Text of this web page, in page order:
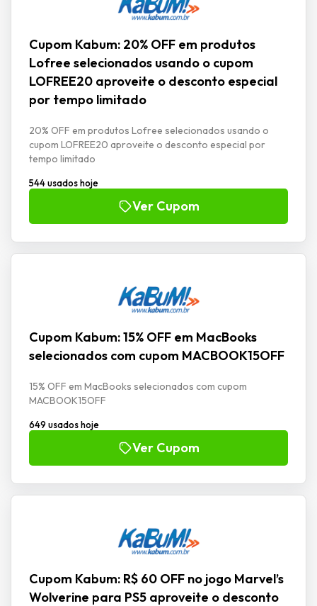
Cupom Kabum: 20% OFF em produtos
Lofree selecionados usando o cupom
LOFREE20 aproveite o desconto especial
por tempo limitado
20% OFF em produtos Lofree selecionados usando o
cupom LOFREE20 aproveite o desconto especial por
tempo limitado
544 usados hoje
Ver Cupom
Cupom Kabum: 15% OFF em MacBooks
selecionados com cupom MACBOOK15OFF
15% OFF em MacBooks selecionados com cupom
MACBOOK15OFF
649 usados hoje
Ver Cupom
Cupom Kabum: R$ 60 OFF no jogo Marvel’s
Wolverine para PS5 aproveite o desconto